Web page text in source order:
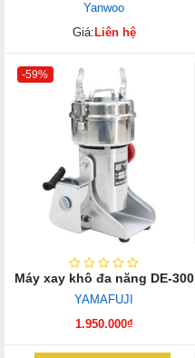
Yanwoo
Giá:Liên hệ
-59%
Máy xay khô đa năng DE-300
YAMAFUJI
1.950.000₫